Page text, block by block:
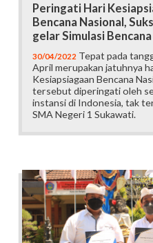
Peringati Hari
Bencana Nasional,
gelar Simulasi
30/04/2022 Tepat pada
April merupakan jatuhnya
Kesiapsiagaan Bencana
tersebut diperingati oleh
instansi di Indonesia, tak
SMA Negeri 1 Sukawati.